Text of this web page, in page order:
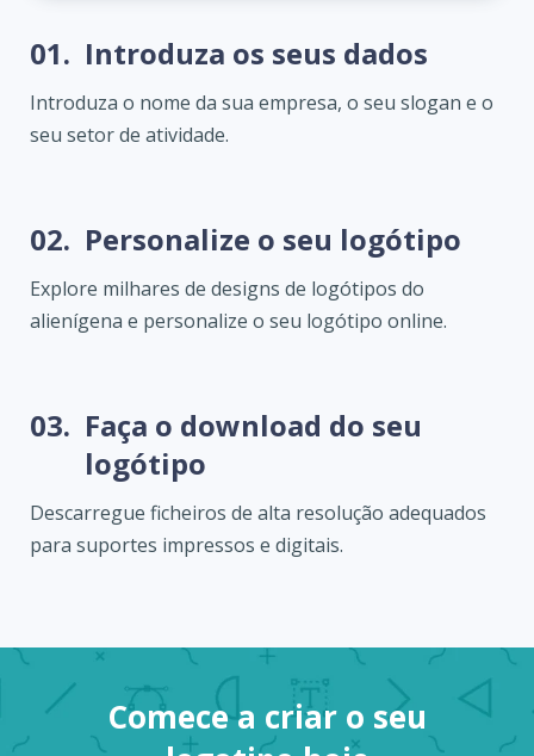
01. Introduza os seus dados
Introduza o nome da sua empresa, o seu slogan e o
seu setor de atividade.
02. Personalize o seu logótipo
Explore milhares de designs de logótipos do
alienígena e personalize o seu logótipo online.
03. Faça o download do seu
logótipo
Descarregue ficheiros de alta resolução adequados
para suportes impressos e digitais.
Comece a criar o seu